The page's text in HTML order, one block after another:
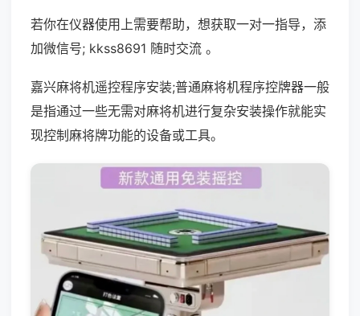
若你在仪器使用上需要帮助，想获取一对一指导，添
加微信号; kkss8691 随时交流 。
嘉兴麻将机遥控程序安装;普通麻将机程序控牌器一般
是指通过一些无需对麻将机进行复杂安装操作就能实
现控制麻将牌功能的设备或工具。